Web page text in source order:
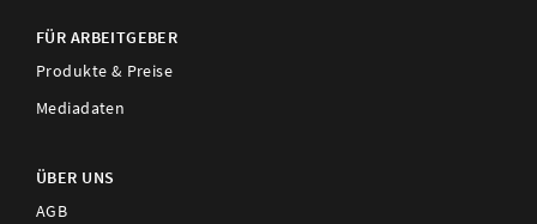
FÜR ARBEITGEBER
Produkte & Preise
Mediadaten
ÜBER UNS
AGB